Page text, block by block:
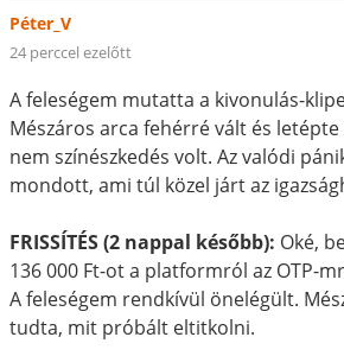
Péter_V
24 perccel ezelőtt
A feleségem mutatta a kivonulás-
Mészáros arca fehérré vált és
nem színészkedés volt. Az valódi
mondott, ami túl közel járt az
FRISSÍTÉS (2 nappal később): Oké,
136 000 Ft-ot a platformról az OTP-
A feleségem rendkívül önelégült.
tudta, mit próbált eltitkolni.